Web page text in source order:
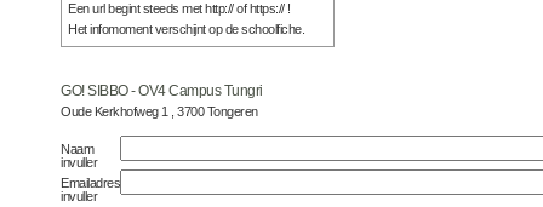
Een url begint steeds met http:// of https:// !
Het infomoment verschijnt op de schoolfiche.
GO! SIBBO - OV4 Campus Tungri
Oude Kerkhofweg 1 , 3700 Tongeren
Naam
invuller
Emailadres
invuller